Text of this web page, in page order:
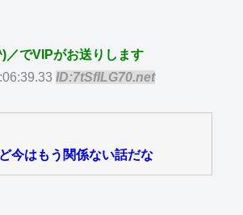
／でVIPがお送りします
ID:7tSfILG70.net
今はもう関係ない話だな